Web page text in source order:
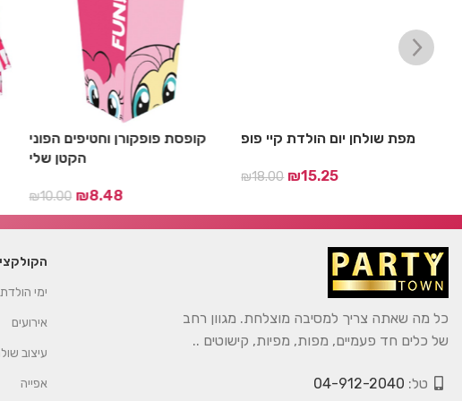
קופסת פופקורן וחטיפים הפוני
הקטן שלי
₪10.00 ₪8.48
מפת שולחן יום הולדת קיי פופ
₪18.00 ₪15.25
כל מה שאתה צריך למסיבה מוצלחת. מגוון רחב
של כלים חד פעמיים, מפות, מפיות, קישוטים ..
טל: 04-912-2040
ימי הולדת
אירועים
עיצוב
אפייה